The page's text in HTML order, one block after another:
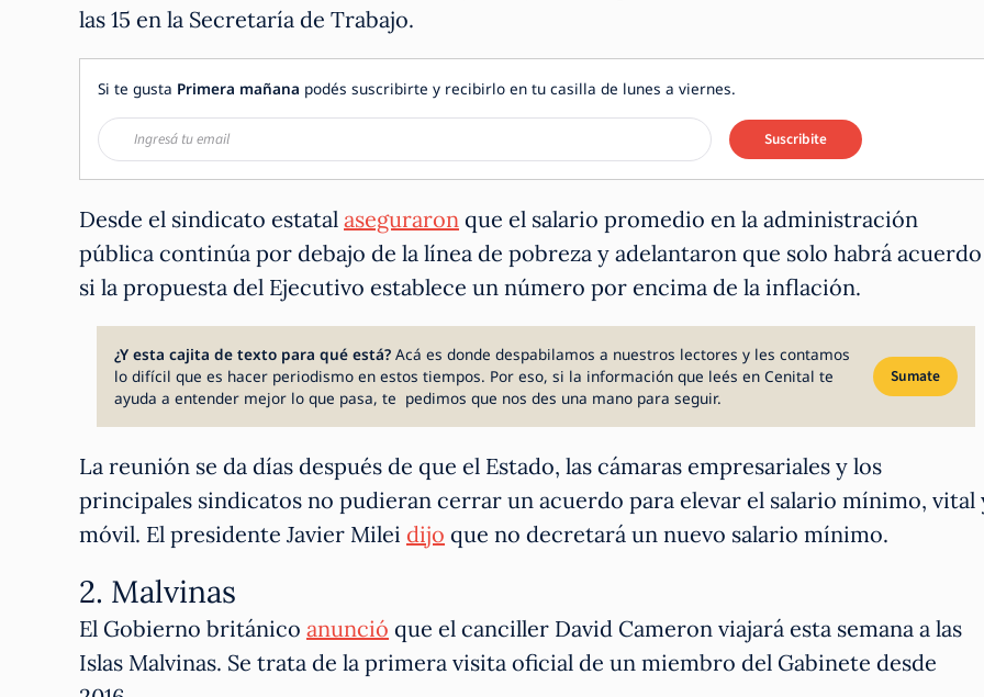
las 15 en la Secretaría de Trabajo.
Si te gusta Primera mañana podés suscribirte y recibirlo en tu casilla de lunes a viernes.
Suscribite
Desde el sindicato estatal aseguraron que el salario promedio en la administración
pública continúa por debajo de la línea de pobreza y adelantaron que solo habrá acuerdo
si la propuesta del Ejecutivo establece un número por encima de la inflación.
¿Y esta cajita de texto para qué está? Acá es donde despabilamos a nuestros lectores y les contamos
lo difícil que es hacer periodismo en estos tiempos. Por eso, si la información que leés en Cenital te
ayuda a entender mejor lo que pasa, te pedimos que nos des una mano para seguir.
Sumate
La reunión se da días después de que el Estado, las cámaras empresariales y los
principales sindicatos no pudieran cerrar un acuerdo para elevar el salario mínimo, vital
móvil. El presidente Javier Milei dijo que no decretará un nuevo salario mínimo.
2. Malvinas
El Gobierno británico anunció que el canciller David Cameron viajará esta semana a las
Islas Malvinas. Se trata de la primera visita oficial de un miembro del Gabinete desde